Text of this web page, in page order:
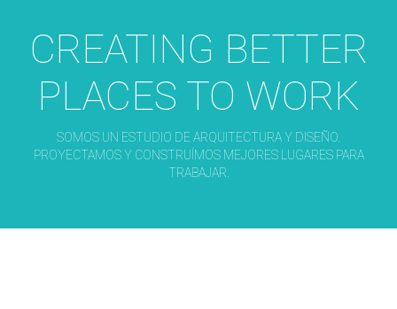
CREATING BETTER
PLACES TO WORK
SOMOS UN ESTUDIO DE ARQUITECTURA Y DISEÑO.
PROYECTAMOS Y CONSTRUÍMOS MEJORES LUGARES PARA
TRABAJAR.